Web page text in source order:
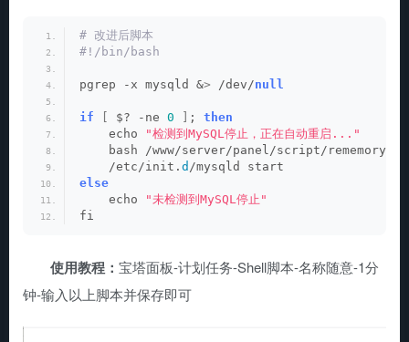
# 改进后脚本
#!/bin/bash
pgrep -x mysqld &> /dev/null
if $? -ne 0 ; then
    echo
"检测到MySQL停止，正在自动重启..."
    bash /www/server/panel/script/rememory.
    /etc/init.
d /mysqld start
else
    echo
"未检测到MySQL停止"
fi
使用教程： 宝塔面板-计划任务-Shell脚本-名称随意-1分
钟-输入以上脚本并保存即可